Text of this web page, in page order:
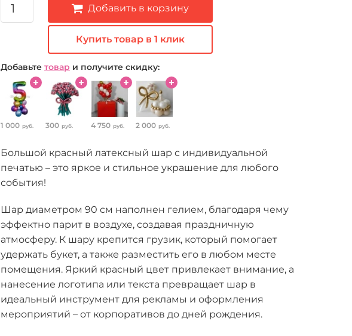
Добавить в корзину
Купить товар в 1 клик
Добавьте товар и получите скидку:
1 000 руб. 300 руб. 4 750 руб. 2 000 руб.
Большой красный латексный шар с индивидуальной
печатью – это яркое и стильное украшение для любого
события!
Шар диаметром 90 см наполнен гелием, благодаря чему
эффектно парит в воздухе, создавая праздничную
атмосферу. К шару крепится грузик, который помогает
удержать букет, а также разместить его в любом месте
помещения. Яркий красный цвет привлекает внимание, а
нанесение логотипа или текста превращает шар в
идеальный инструмент для рекламы и оформления
мероприятий – от корпоративов до дней рождения.